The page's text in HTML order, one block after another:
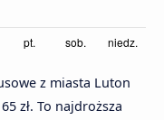
z miasta Luton
zł. To najdroższa